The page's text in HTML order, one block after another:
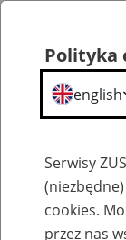
Szkolenia
Polityka
english
Serwisy
cookies.
przez nas